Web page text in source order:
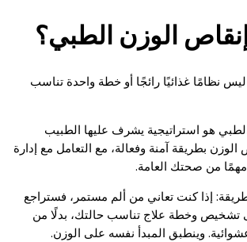
الوزن الطبي؟
ليس نظامًا غذائيًا رائجًا أو خطة واحدة تناسب
هو استراتيجية يشرف عليها الطبيب
بطريقة آمنة وفعالة، مع التعامل مع إدارة
مهمًا من صحتك العامة.
إذا كنت تعاني من ألم مستمر، فستراجع
وخطة علاج تناسب حالتك، بدلًا من
وينطبق المبدأ نفسه على الوزن.